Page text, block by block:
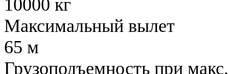
10000 кг
Максимальный вылет
65 м
Грузоподъемность при